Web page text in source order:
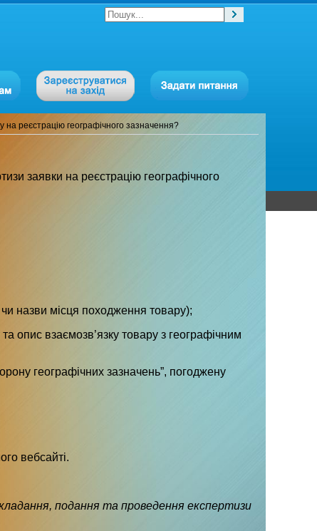
на реєстрацію географічного зазначення?
заявки на реєстрацію географічного
назви місця походження товару);
опис взаємозв’язку товару з географічним
географічних зазначень”, погоджену
вебсайті.
подання та проведення експертизи